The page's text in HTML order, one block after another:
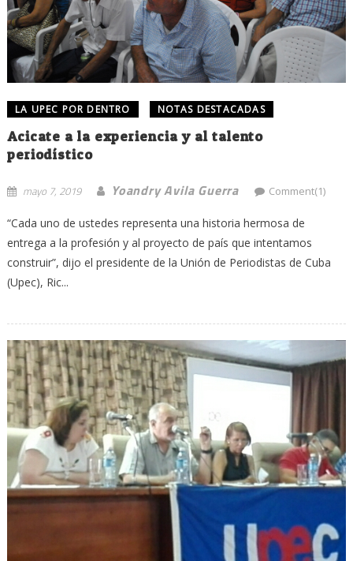
LA UPEC POR DENTRO NOTAS DESTACADAS
Acicate a la experiencia y al talento
periodístico
mayo 7, 2019 Yoandry Avila Guerra Comment(1)
“Cada uno de ustedes representa una historia hermosa de
entrega a la profesión y al proyecto de país que intentamos
construir”, dijo el presidente de la Unión de Periodistas de Cuba
(Upec), Ric...